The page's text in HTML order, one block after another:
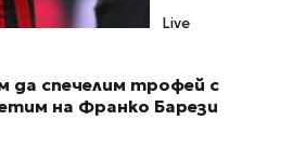
Live
да спечелим трофей с
на Франко Барези